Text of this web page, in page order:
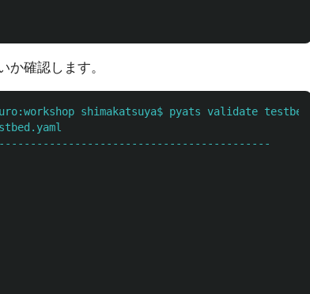
確認します。
puro:workshop shimakatsuya$ pyats validate